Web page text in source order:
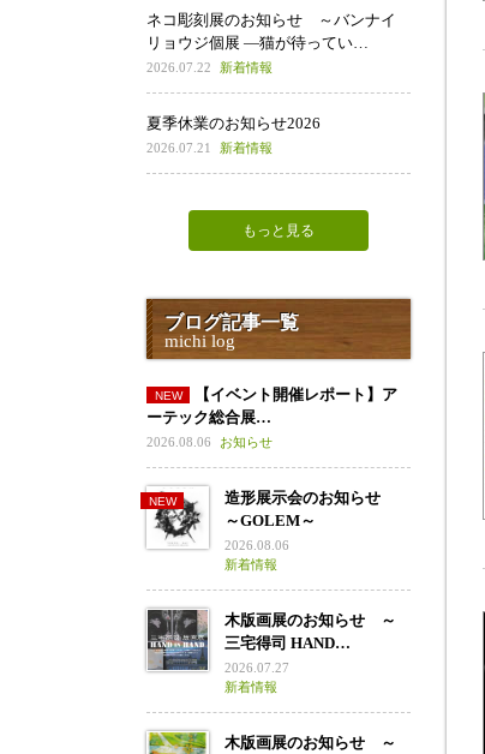
ネコ彫刻展のお知らせ ～バンナイ
リョウジ個展 ―猫が待ってい…
2026.07.22 新着情報
夏季休業のお知らせ2026
2026.07.21 新着情報
もっと見る
ブログ記事一覧
michi log
【イベント開催レポート】ア
ーテック総合展…
2026.08.06 お知らせ
造形展示会のお知らせ
～GOLEM～
2026.08.06
新着情報
木版画展のお知らせ ～
三宅得司 HAND…
2026.07.27
新着情報
木版画展のお知らせ ～